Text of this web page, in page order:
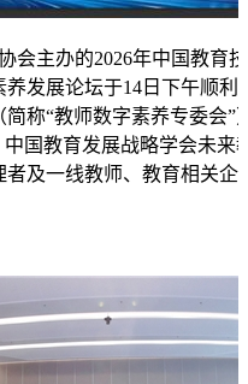
会主办的2026年中国教育
发展论坛于14日下午顺
称“教师数字素养专委会”
国教育发展战略学会未来
及一线教师、教育相关企